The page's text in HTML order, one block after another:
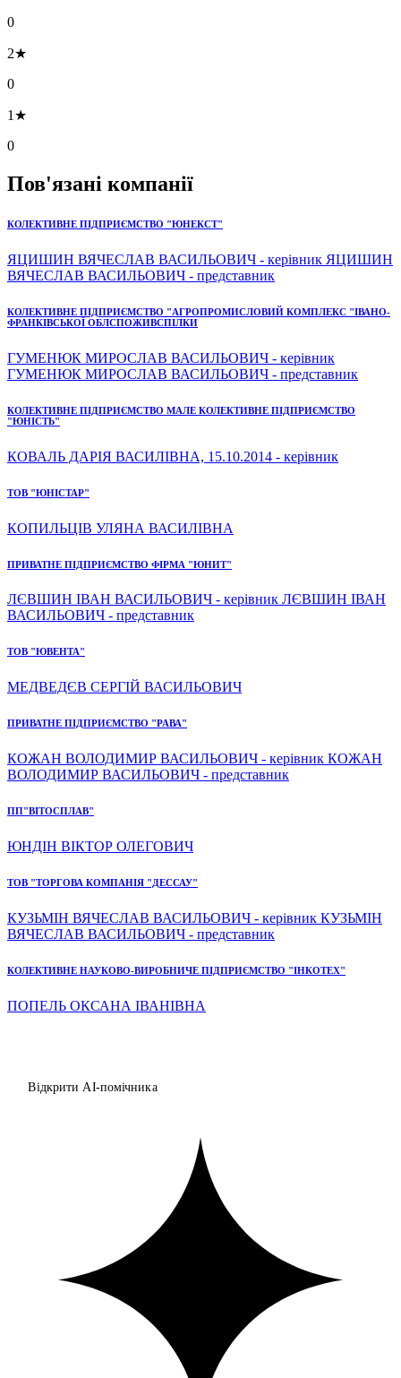
0
2★
0
1★
0
Пов'язані компанії
КОЛЕКТИВНЕ ПІДПРИЄМСТВО "ЮНЕКСТ"
ЯЦИШИН ВЯЧЕСЛАВ ВАСИЛЬОВИЧ - керівник ЯЦИШИН
ВЯЧЕСЛАВ ВАСИЛЬОВИЧ - представник
КОЛЕКТИВНЕ ПІДПРИЄМСТВО "АГРОПРОМИСЛОВИЙ КОМПЛЕКС "ІВАНО-
ФРАНКІВСЬКОЇ ОБЛСПОЖИВСПІЛКИ
ГУМЕНЮК МИРОСЛАВ ВАСИЛЬОВИЧ - керівник
ГУМЕНЮК МИРОСЛАВ ВАСИЛЬОВИЧ - представник
КОЛЕКТИВНЕ ПІДПРИЄМСТВО МАЛЕ КОЛЕКТИВНЕ ПІДПРИЄМСТВО
"ЮНІСТЬ"
КОВАЛЬ ДАРІЯ ВАСИЛІВНА, 15.10.2014 - керівник
ТОВ "ЮНІСТАР"
КОПИЛЬЦІВ УЛЯНА ВАСИЛІВНА
ПРИВАТНЕ ПІДПРИЄМСТВО ФІРМА "ЮНИТ"
ЛЄВШИН ІВАН ВАСИЛЬОВИЧ - керівник ЛЄВШИН ІВАН
ВАСИЛЬОВИЧ - представник
ТОВ "ЮВЕНТА"
МЕДВЕДЄВ СЕРГІЙ ВАСИЛЬОВИЧ
ПРИВАТНЕ ПІДПРИЄМСТВО "РАВА"
КОЖАН ВОЛОДИМИР ВАСИЛЬОВИЧ - керівник КОЖАН
ВОЛОДИМИР ВАСИЛЬОВИЧ - представник
ПП"ВІТОСПЛАВ"
ЮНДІН ВІКТОР ОЛЕГОВИЧ
ТОВ "ТОРГОВА КОМПАНІЯ "ДЕССАУ"
КУЗЬМІН ВЯЧЕСЛАВ ВАСИЛЬОВИЧ - керівник КУЗЬМІН
ВЯЧЕСЛАВ ВАСИЛЬОВИЧ - представник
КОЛЕКТИВНЕ НАУКОВО-ВИРОБНИЧЕ ПІДПРИЄМСТВО "ІНКОТЕХ"
ПОПЕЛЬ ОКСАНА ІВАНІВНА
Відкрити AI-помічника